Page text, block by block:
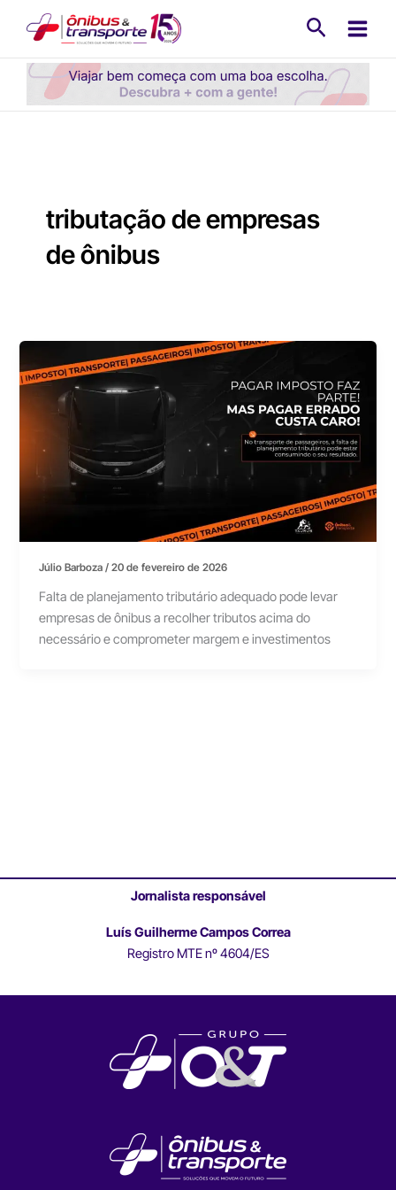
conteúdo
tributação de empresas
de ônibus
Júlio Barboza/20 de fevereiro de 2026
Falta de planejamento tributário adequado pode levar
empresas de ônibus a recolher tributos acima do
necessário e comprometer margem e investimentos
Jornalista responsável
Luís Guilherme Campos Correa
Registro MTE nº 4604/ES